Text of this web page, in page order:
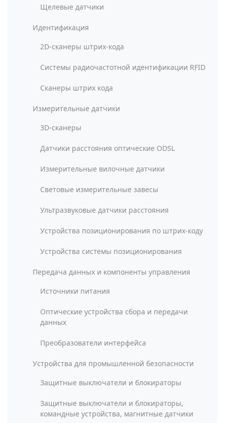
Щелевые датчики
Идентификация
2D-сканеры штрих-кода
Системы радиочастотной идентификации RFID
Сканеры штрих кода
Измерительные датчики
3D-сканеры
Датчики расстояния оптические ODSL
Измерительные вилочные датчики
Световые измерительные завесы
Ультразвуковые датчики расстояния
Устройства позиционирования по штрих-коду
Устройства системы позиционирования
Передача данных и компоненты управления
Источники питания
Оптические устройства сбора и передачи
данных
Преобразователи интерфейса
Устройства для промышленной безопасности
Защитные выключатели и блокираторы
Защитные выключатели и блокираторы,
командные устройства, магнитные датчики